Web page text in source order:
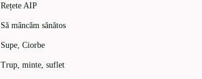
Rețete AIP
Să mâncăm sănătos
Supe, Ciorbe
Trup, minte, suflet